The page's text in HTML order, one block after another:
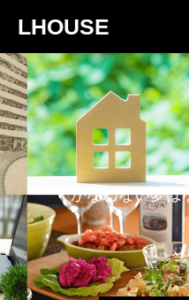
LHOUSE
かなわない夢はない